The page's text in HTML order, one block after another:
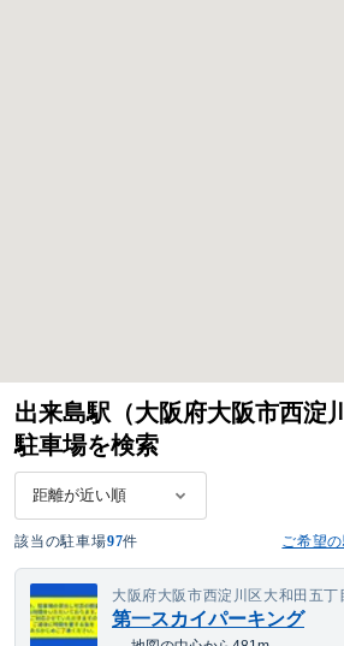
出来島駅（大阪府大阪市西淀
駐車場を検索
該当の駐車場97件 ご希望
大阪府大阪市西淀川区大和田五丁
第一スカイパーキング